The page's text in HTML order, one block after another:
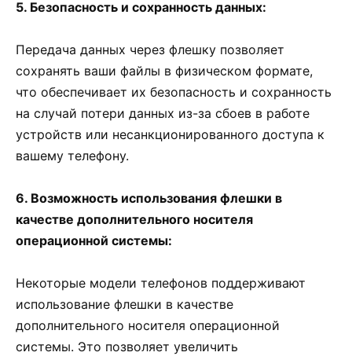
5. Безопасность и сохранность данных:
Передача данных через флешку позволяет
сохранять ваши файлы в физическом формате,
что обеспечивает их безопасность и сохранность
на случай потери данных из-за сбоев в работе
устройств или несанкционированного доступа к
вашему телефону.
6. Возможность использования флешки в
качестве дополнительного носителя
операционной системы:
Некоторые модели телефонов поддерживают
использование флешки в качестве
дополнительного носителя операционной
системы. Это позволяет увеличить